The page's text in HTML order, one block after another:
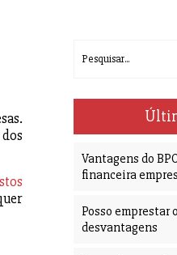
Vantagens do
financeira
Posso emprestar
desvantagens